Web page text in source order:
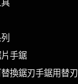
手鋸
換鋸刃手鋸用替刃